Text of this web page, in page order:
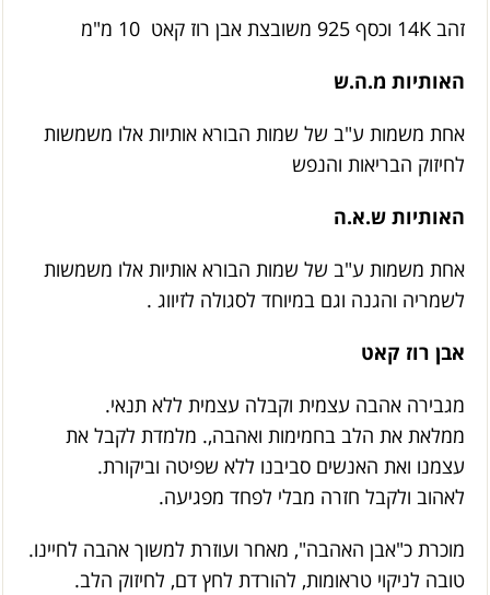
זהב 14K וכסף 925 משובצת אבן רוז קאט 10 מ"מ
האותיות מ.ה.ש
אחת משמות ע"ב של שמות הבורא אותיות אלו משמשות
לחיזוק הבריאות והנפש
האותיות ש.א.ה
אחת משמות ע"ב של שמות הבורא אותיות אלו משמשות
לשמריה והגנה וגם במיוחד לסגולה לזיווג .
אבן רוז קאט
מגבירה אהבה עצמית וקבלה עצמית ללא תנאי.
ממלאת את הלב בחמימות ואהבה,. מלמדת לקבל את
עצמנו ואת האנשים סביבנו ללא שפיטה וביקורת.
לאהוב ולקבל חזרה מבלי לפחד מפגיעה.
מוכרת כ"אבן האהבה", מאחר ועוזרת למשוך אהבה לחיינו.
טובה לניקוי טראומות, להורדת לחץ דם, לחיזוק הלב.